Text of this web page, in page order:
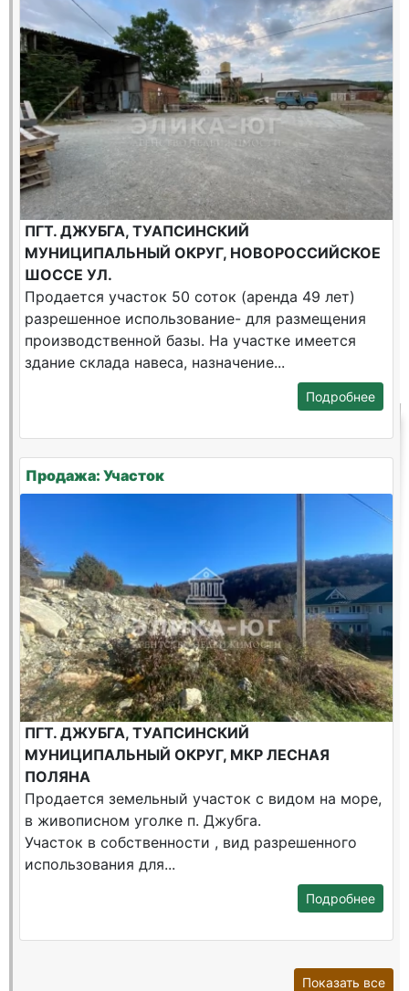
ПГТ. ДЖУБГА, ТУАПСИНСКИЙ
МУНИЦИПАЛЬНЫЙ ОКРУГ, НОВОРОССИЙСКОЕ
ШОССЕ УЛ.
Продается участок 50 соток (аренда 49 лет)
разрешенное использование- для размещения
производственной базы. На участке имеется
здание склада навеса, назначение...
Подробнее
Продажа: Участок
ПГТ. ДЖУБГА, ТУАПСИНСКИЙ
МУНИЦИПАЛЬНЫЙ ОКРУГ, МКР ЛЕСНАЯ
ПОЛЯНА
Продается земельный участок с видом на море,
в живописном уголке п. Джубга.
Участок в собственности , вид разрешенного
использования для...
Подробнее
Показать все